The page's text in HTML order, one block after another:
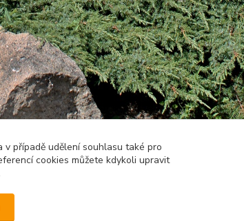
v případě udělení souhlasu také pro
cookies můžete kdykoli upravit